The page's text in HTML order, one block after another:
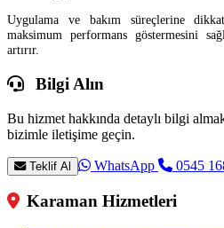
Uygulama ve bakım süreçlerine
maksimum performans göstermesini
artırır.
Bilgi Alın
Bu hizmet hakkında detaylı bilgi
bizimle iletişime geçin.
Teklif Al WhatsApp 0545
Karaman Hizmetleri